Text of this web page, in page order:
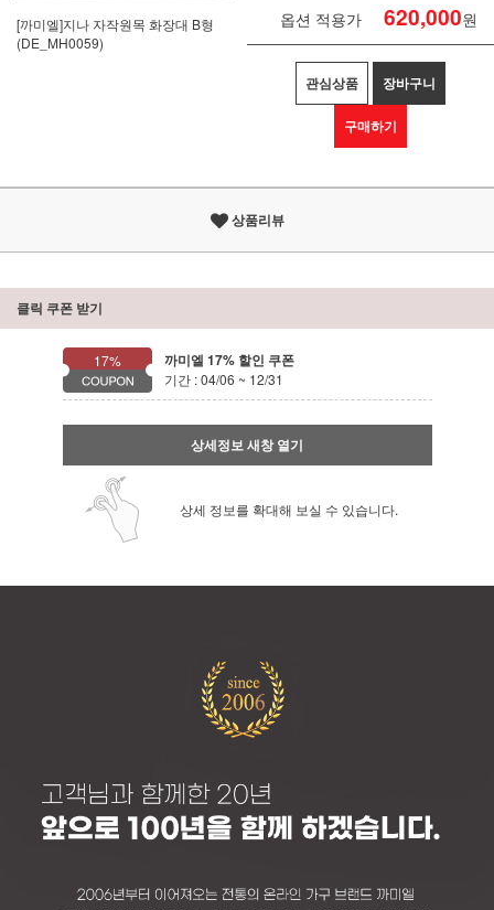
[까미엘]지나 자작원목 화장대 B형
(DE_MH0059)
옵션 적용가 620,000원
관심상품 장바구니
구매하기
상품리뷰
클릭 쿠폰 받기
17% 까미엘 17% 할인 쿠폰
기간 : 04/06 ~ 12/31
상세정보 새창 열기
상세 정보를 확대해 보실 수 있습니다.